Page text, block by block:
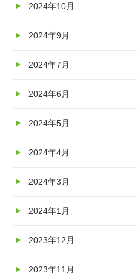
2024年10月
2024年9月
2024年7月
2024年6月
2024年5月
2024年4月
2024年3月
2024年1月
2023年12月
2023年11月